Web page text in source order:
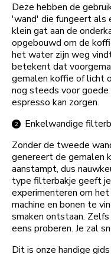
Deze hebben de
'wand' die fungeert als
klein gat aan de
opgebouwd om de
het water zijn weg
betekent dat
gemalen koffie of licht
nog steeds voor
espresso kan zorgen.
Enkelwandige
Zonder de tweede
genereert de gemalen
aanstampt, dus
type filterbakje geeft
experimenteren om
machine en bonen te
smaken ontstaan.
eens proberen. Je zal
Dit is onze handige